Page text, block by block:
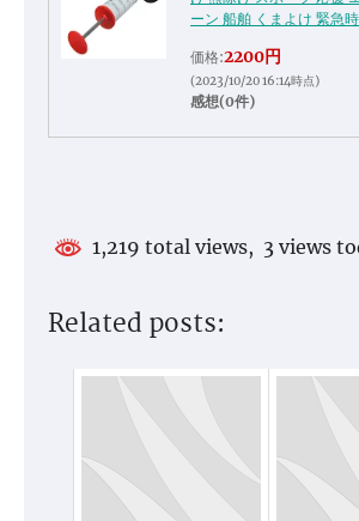
ーン 船舶 くまよけ 緊急
価格:2200円
(2023/10/20 16:14時点)
感想(0件)
1,219 total views, 3 views
Related posts: